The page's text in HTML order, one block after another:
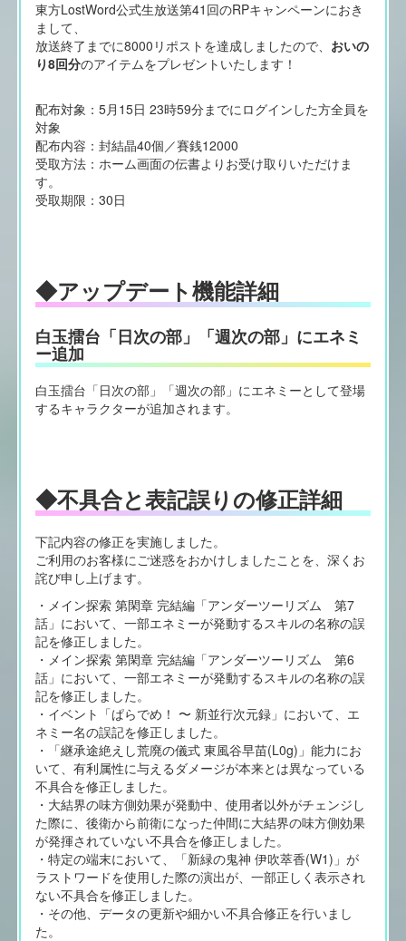
東方LostWord公式生放送第41回のRPキャンペーンにおき
まして、
放送終了までに8000リポストを達成しましたので、 おいの
り8回分のアイテムをプレゼントいたします！
配布対象：5月15日 23時59分までにログインした方全員を
対象
配布内容：封結晶40個／賽銭12000
受取方法：ホーム画面の伝書よりお受け取りいただけま
す。
受取期限：30日
◆アップデート機能詳細
白玉擂台「日次の部」「週次の部」にエネミ
ー追加
白玉擂台「日次の部」「週次の部」にエネミーとして登場
するキャラクターが追加されます。
◆不具合と表記誤りの修正詳細
下記内容の修正を実施しました。
ご利用のお客様にご迷惑をおかけしましたことを、深くお
詫び申し上げます。
・メイン探索 第閑章 完結編「アンダーツーリズム 第7
話」において、一部エネミーが発動するスキルの名称の誤
記を修正しました。
・メイン探索 第閑章 完結編「アンダーツーリズム 第6
話」において、一部エネミーが発動するスキルの名称の誤
記を修正しました。
・イベント「ぱらでめ！ 〜 新並行次元録」において、エ
ネミー名の誤記を修正しました。
・「継承途絶えし荒廃の儀式 東風谷早苗(L0g)」能力にお
いて、有利属性に与えるダメージが本来とは異なっている
不具合を修正しました。
・大結界の味方側効果が発動中、使用者以外がチェンジし
た際に、後衛から前衛になった仲間に大結界の味方側効果
が発揮されていない不具合を修正しました。
・特定の端末において、「新緑の鬼神 伊吹萃香(W1)」が
ラストワードを使用した際の演出が、一部正しく表示され
ない不具合を修正しました。
・その他、データの更新や細かい不具合修正を行いまし
た。